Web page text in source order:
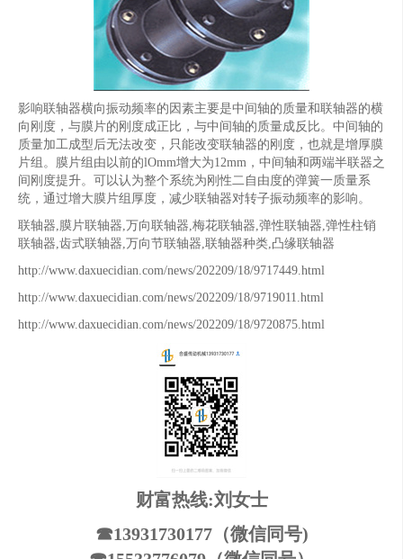
影响联轴器横向振动频率的因素主要是中间轴的质量和联轴器的横
向刚度，与膜片的刚度成正比，与中间轴的质量成反比。中间轴的
质量加工成型后无法改变，只能改变联轴器的刚度，也就是增厚膜
片组。膜片组由以前的lOmm增大为12mm，中间轴和两端半联器之
间刚度提升。可以认为整个系统为刚性二自由度的弹簧一质量系
统，通过增大膜片组厚度，减少联轴器对转子振动频率的影响。
联轴器,膜片联轴器,万向联轴器,梅花联轴器,弹性联轴器,弹性柱销
联轴器,齿式联轴器,万向节联轴器,联轴器种类,凸缘联轴器
http://www.daxuecidian.com/news/202209/18/9717449.html
http://www.daxuecidian.com/news/202209/18/9719011.html
http://www.daxuecidian.com/news/202209/18/9720875.html
财富热线:刘女士
☎13931730177（微信同号)